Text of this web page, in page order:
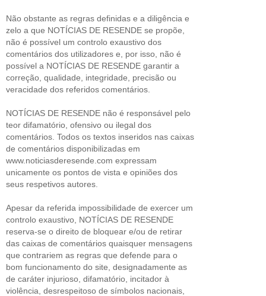
Não obstante as regras definidas e a diligência e
zelo a que NOTÍCIAS DE RESENDE se propõe,
não é possível um controlo exaustivo dos
comentários dos utilizadores e, por isso, não é
possível a NOTÍCIAS DE RESENDE garantir a
correção, qualidade, integridade, precisão ou
veracidade dos referidos comentários.
NOTÍCIAS DE RESENDE não é responsável pelo
teor difamatório, ofensivo ou ilegal dos
comentários. Todos os textos inseridos nas caixas
de comentários disponibilizadas em
www.noticiasderesende.com expressam
unicamente os pontos de vista e opiniões dos
seus respetivos autores.
Apesar da referida impossibilidade de exercer um
controlo exaustivo, NOTÍCIAS DE RESENDE
reserva-se o direito de bloquear e/ou de retirar
das caixas de comentários quaisquer mensagens
que contrariem as regras que defende para o
bom funcionamento do site, designadamente as
de caráter injurioso, difamatório, incitador à
violência, desrespeitoso de símbolos nacionais,